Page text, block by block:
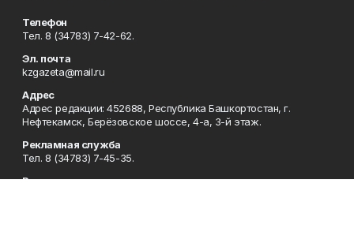
Телефон
Тел. 8 (34783) 7-42-62.
Эл. почта
kzgazeta@mail.ru
Адрес
Адрес редакции: 452688, Республика Башкортостан, г.
Нефтекамск, Берёзовское шоссе, 4-а, 3-й этаж.
Рекламная служба
Тел. 8 (34783) 7-45-35.
Редакция